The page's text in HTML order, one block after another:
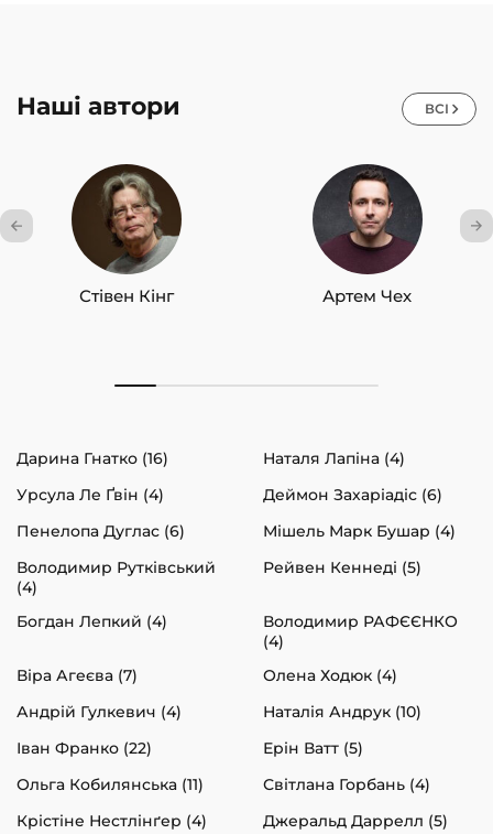
Наші автори ВСІ
Стівен Кінг Артем Чех
Дарина Гнатко (16)
Наталя Лапіна (4)
Урсула Ле Ґвін (4)
Деймон Захаріадіс (6)
Пенелопа Дуглас (6)
Мішель Марк Бушар (4)
Володимир Рутківський
(4)
Рейвен Кеннеді (5)
Богдан Лепкий (4)
Володимир РАФЄЄНКО
(4)
Віра Агеєва (7)
Олена Ходюк (4)
Андрій Гулкевич (4)
Наталія Андрук (10)
Іван Франко (22)
Ерін Ватт (5)
Ольга Кобилянська (11)
Світлана Горбань (4)
Крістіне Нестлінґер (4)
Джеральд Даррелл (5)